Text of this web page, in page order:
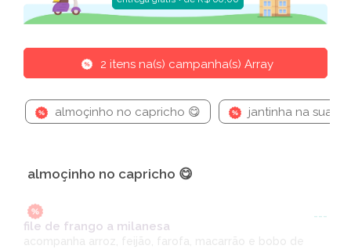
2 itens na(s) campanha(s) Array
almoçinho no capricho 😋 jantinha na sua
almoçinho no capricho 😋
file de frango a milanesa
---
acompanha arroz, feijão, farofa, macarrão e bobo de